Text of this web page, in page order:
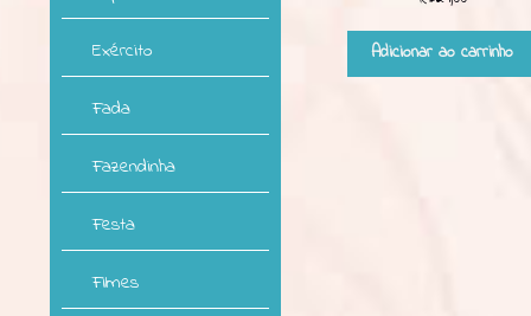
Adicionar ao carrinho
Exército
Fada
Fazendinha
Festa
Filmes